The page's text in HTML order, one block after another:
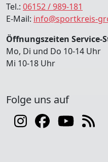
Tel.: 06152 / 989-181
E-Mail: info@sportkreis-
Öffnungszeiten Service-
Mo, Di und Do 10-14 Uhr
Mi 10-18 Uhr
Folge uns auf